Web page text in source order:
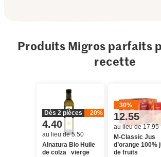
Produits Migros parfaits
recette
Dès 2 pièces 20%
4.40
au lieu de 5.50
Alnatura Bio Huile
de colza vierge
30%
12.55
au lieu de 17.95
M-Classic Jus
d’orange 100%
de fruits